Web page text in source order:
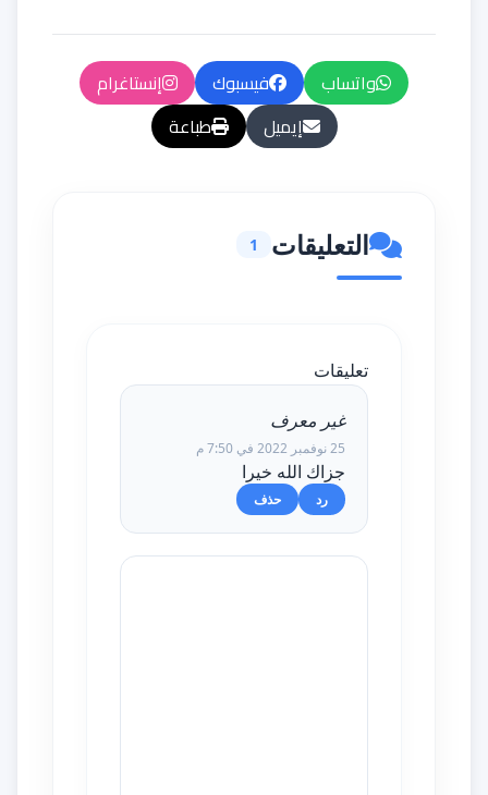
واتساب فيسبوك
إنستاغرام
إيميل
طباعة
التعليقات 1
تعليقات
غير معرف
25 نوفمبر 2022 في 7:50 م
جزاك الله خيرا
رد حذف